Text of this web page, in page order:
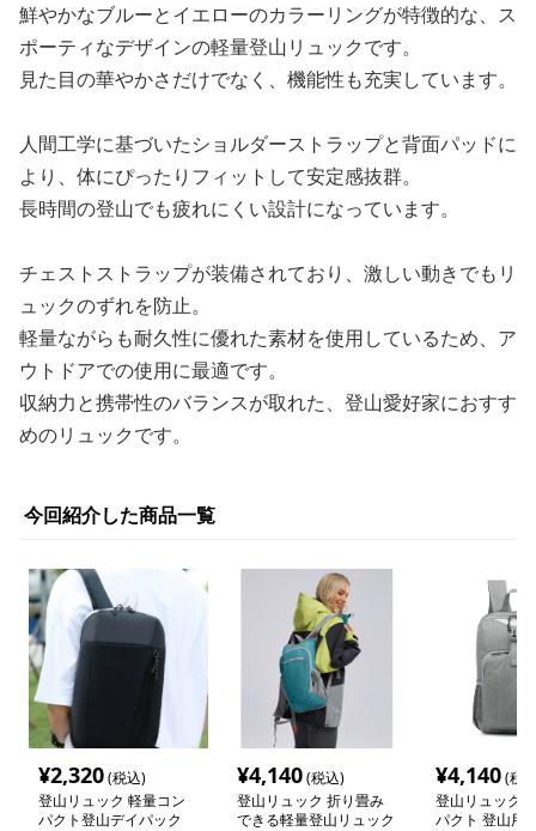
鮮やかなブルーとイエローのカラーリングが特徴的な、ス
ポーティなデザインの軽量登山リュックです。
見た目の華やかさだけでなく、機能性も充実しています。
人間工学に基づいたショルダーストラップと背面パッドに
より、体にぴったりフィットして安定感抜群。
長時間の登山でも疲れにくい設計になっています。
チェストストラップが装備されており、激しい動きでもリ
ュックのずれを防止。
軽量ながらも耐久性に優れた素材を使用しているため、ア
ウトドアでの使用に最適です。
収納力と携帯性のバランスが取れた、登山愛好家におすす
めのリュックです。
今回紹介した商品一覧
¥2,320(税込)
登山リュック 軽量コン
パクト登山デイパック
¥4,140(税込)
登山リュック 折り畳み
できる軽量登山リュック
¥4,140(税
登山リュック
パクト 登山用